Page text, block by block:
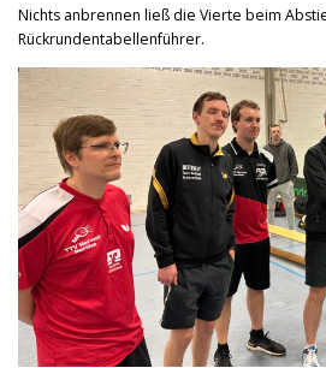
Nichts anbrennen ließ die Vierte beim
Rückrundentabellenführer.